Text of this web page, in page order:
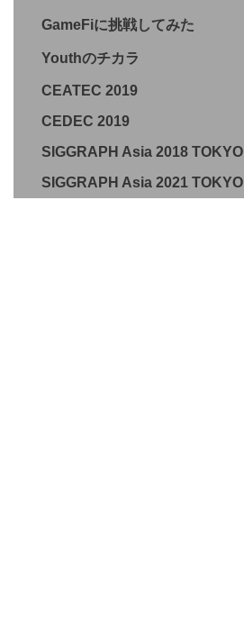
GameFiに挑戦してみた
Youthのチカラ
CEATEC 2019
CEDEC 2019
SIGGRAPH Asia 2018 TOKYO
SIGGRAPH Asia 2021 TOKYO